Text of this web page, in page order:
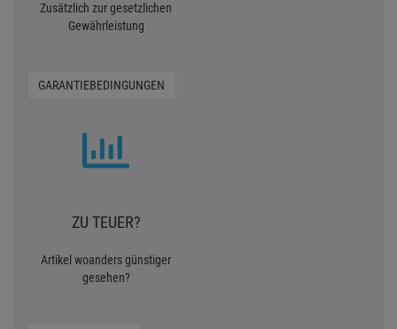
Zusätzlich zur gesetzlichen
Gewährleistung
GARANTIEBEDINGUNGEN
ZU TEUER?
Artikel woanders günstiger
gesehen?